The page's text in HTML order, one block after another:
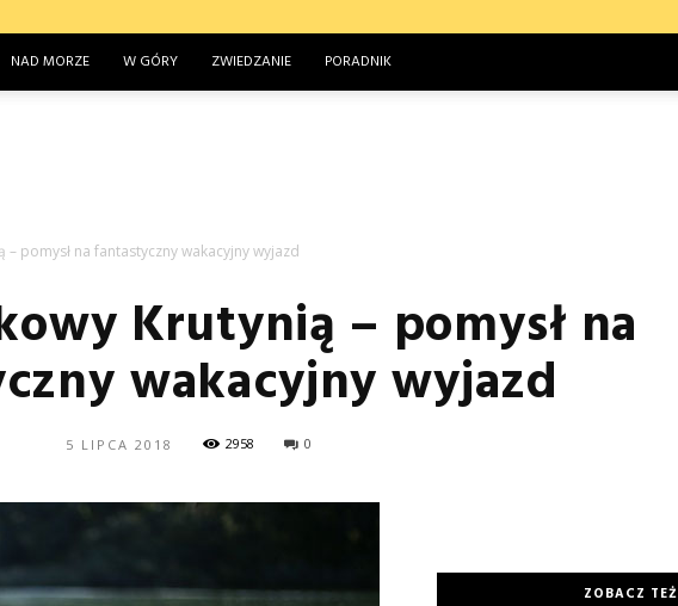
NAD MORZE W GÓRY ZWIEDZANIE PORADNIK
– pomysł na fantastyczny wakacyjny wyjazd
Krutynią – pomysł na
wakacyjny wyjazd
5 LIPCA 2018 2958 0
ZOBACZ TEŻ